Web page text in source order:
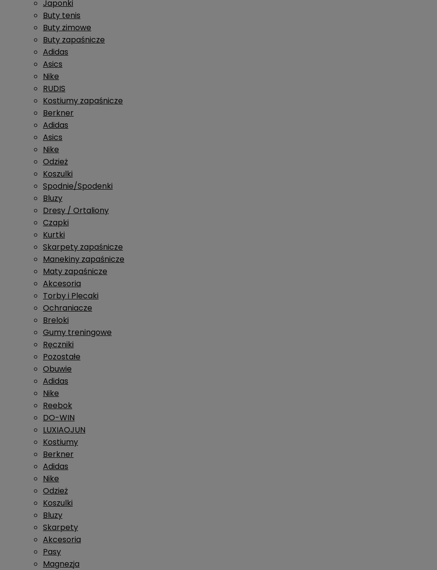
Japonki
Buty tenis
Buty zimowe
Buty zapaśnicze
Adidas
Asics
Nike
RUDIS
Kostiumy zapaśnicze
Berkner
Adidas
Asics
Nike
Odzież
Koszulki
Spodnie/Spodenki
Bluzy
Dresy / Ortaliony
Czapki
Kurtki
Skarpety zapaśnicze
Manekiny zapaśnicze
Maty zapaśnicze
Akcesoria
Torby i Plecaki
Ochraniacze
Breloki
Gumy treningowe
Ręczniki
Pozostałe
Obuwie
Adidas
Nike
Reebok
DO-WIN
LUXIAOJUN
Kostiumy
Berkner
Adidas
Nike
Odzież
Koszulki
Bluzy
Skarpety
Akcesoria
Pasy
Magnezja